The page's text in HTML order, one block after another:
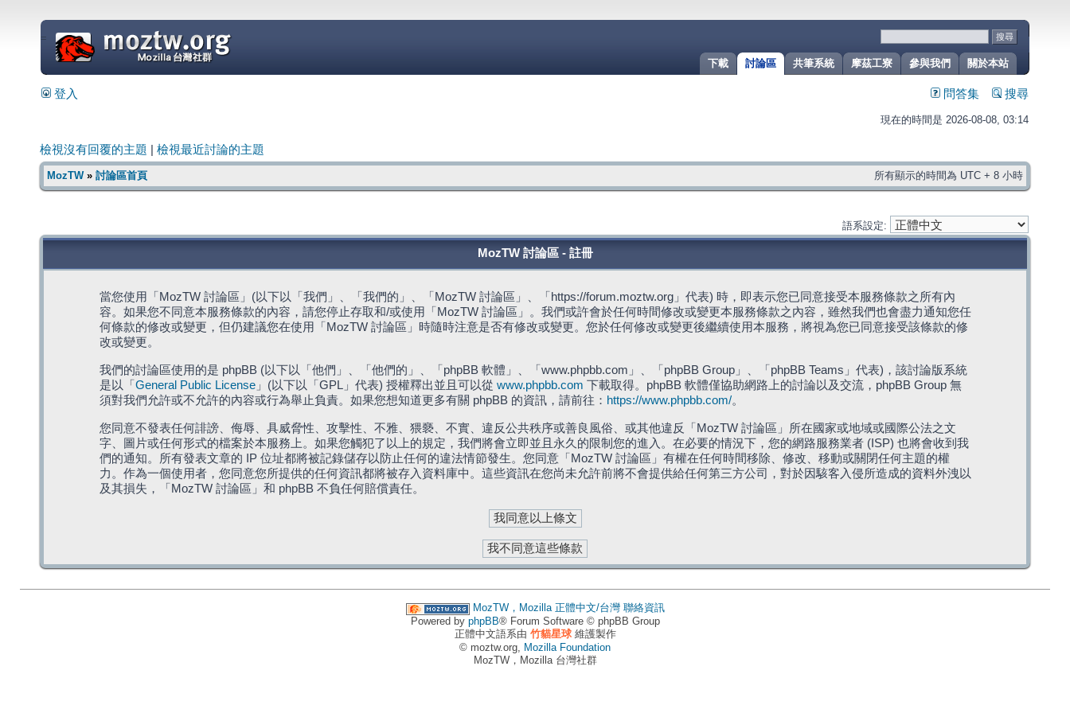
關於本站
參與我們
摩茲工寮
共筆系統
討論區
下載
=
登入 問答集 搜尋
現在的時間是 2026-08-08, 03:14
檢視沒有回覆的主題 檢視最近討論的主題
MozTW» 討論區首頁 所有顯示的時間為 UTC + 8 小時
語系設定:
MozTW 討論區 - 註冊
當您使用「MozTW 討論區」(以下以「我們」、「我們的」、「MozTW 討論區」、「https://forum.moztw.org」代表) 時，即表示您已同意接受本服務條款之所有內
容。如果您不同意本服務條款的內容，請您停止存取和/或使用「MozTW 討論區」。我們或許會於任何時間修改或變更本服務條款之內容，雖然我們也會盡力通知您任
何條款的修改或變更，但仍建議您在使用「MozTW 討論區」時隨時注意是否有修改或變更。您於任何修改或變更後繼續使用本服務，將視為您已同意接受該條款的修
改或變更。
我們的討論區使用的是 phpBB (以下以「他們」、「他們的」、「phpBB 軟體」、「www.phpbb.com」、「phpBB Group」、「phpBB Teams」代表)，該討論版系統
是以「 General Public License」(以下以「GPL」代表) 授權釋出並且可以從 www.phpbb.com 下載取得。phpBB 軟體僅協助網路上的討論以及交流，phpBB Group 無
須對我們允許或不允許的內容或行為舉止負責。如果您想知道更多有關 phpBB 的資訊，請前往： https://www.phpbb.com/。
您同意不發表任何誹謗、侮辱、具威脅性、攻擊性、不雅、猥褻、不實、違反公共秩序或善良風俗、或其他違反「MozTW 討論區」所在國家或地域或國際公法之文
字、圖片或任何形式的檔案於本服務上。如果您觸犯了以上的規定，我們將會立即並且永久的限制您的進入。在必要的情況下，您的網路服務業者 (ISP) 也將會收到我
們的通知。所有發表文章的 IP 位址都將被記錄儲存以防止任何的違法情節發生。您同意「MozTW 討論區」有權在任何時間移除、修改、移動或關閉任何主題的權
力。作為一個使用者，您同意您所提供的任何資訊都將被存入資料庫中。這些資訊在您尚未允許前將不會提供給任何第三方公司，對於因駭客入侵所造成的資料外洩以
及其損失，「MozTW 討論區」和 phpBB 不負任何賠償責任。
MozTW，Mozilla 正體中文/台灣 聯絡資訊
Powered by phpBB® Forum Software © phpBB Group
正體中文語系由 竹貓星球維護製作
© moztw.org, Mozilla Foundation
MozTW，Mozilla 台灣社群